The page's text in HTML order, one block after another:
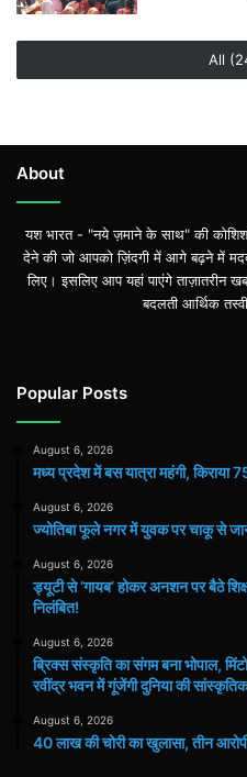
All
About
यश भारत - "नये ज़माने के साथ" की
देने की जो आपको ज़िंदगी में आगे बढ़ने में
लिए। इसलिए आप यहां पाएंगे ताज़ातरीन
बदलती आर्थिक
Popular Posts
August 6, 2026
मध्य प्रदेश में बस यात्रा महंगी, किराया
August 6, 2026
ज्योतिबा फूले नगर में युवक पर चाकू से
August 6, 2026
ड्यूटी से ‘गायब’ होकर अनशन पर बैठे
निलंबित!
August 6, 2026
ब्रिक्स संस्कृति का संगम बना भोपाल,
रवींद्र भवन में गूंजेंगी दुनिया की
August 6, 2026
40 लाख की चोरी का खुलासा, तीन